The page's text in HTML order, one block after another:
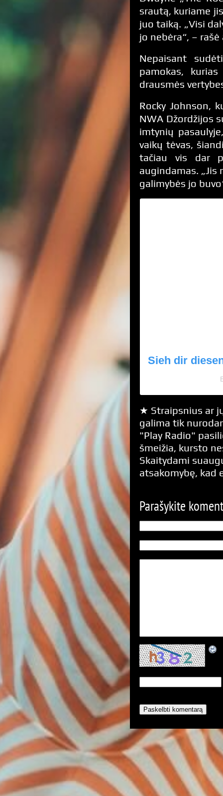
srautą, kuriame
juo taiką. „Visi
jo nebėra“, –
Nepaisant
pamokas,
drausmės
Rocky Johnson,
NWA Džordžijos
imtynių
vaikų tėvas,
tačiau vis dar
augindamas. „Jis
galimybės jo
Sieh dir
★ Straipsnius ar
galima tik
"Play Radio"
šmeižia, kursto
Skaitydami
atsakomybę, kad
Parašykite